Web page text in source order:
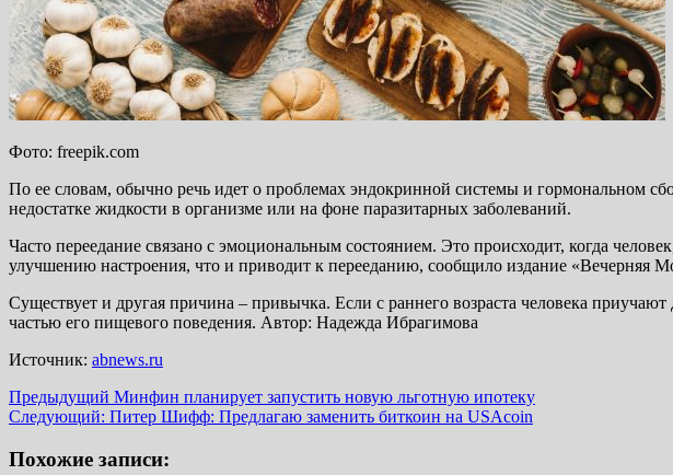
Фото: freepik.com
По ее словам, обычно речь идет о проблемах эндокринной системы и гормональном
недостатке жидкости в организме или на фоне паразитарных заболеваний.
Часто переедание связано с эмоциональным состоянием. Это происходит, когда
улучшению настроения, что и приводит к перееданию, сообщило издание «Вечерняя
Существует и другая причина – привычка. Если с раннего возраста человека приучают
частью его пищевого поведения. Автор: Надежда Ибрагимова
Источник: abnews.ru
Навигация
записи
Предыдущий Минфин планирует запустить новую льготную ипотеку
Следующий: Питер Шифф: Предлагаю заменить биткоин на USAcoin
Похожие записи: